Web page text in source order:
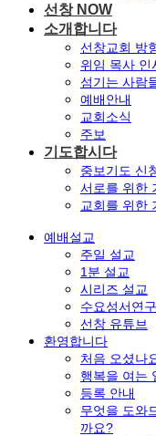
선창 NOW
소개합니다
선창교회 방
위임 목사 인
섬기는 사람
예배안내
교회소식
주보
기도합시다
중보기도 신
서로를 위한
교회를 위한
예배설교
주일 설교
1분 설교
시리즈 설교
수요성서연구
선창 유튜브
환영합니다
처음 오셨나
행복을 여는
등록 안내
무엇을 도와
까요?